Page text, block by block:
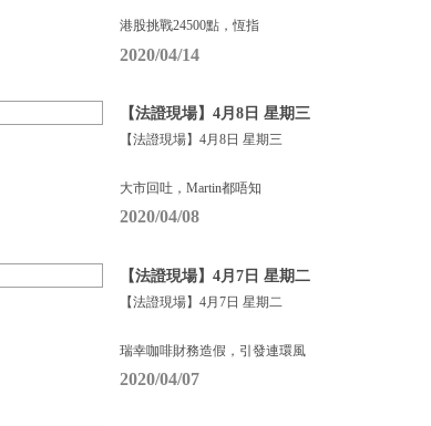
港股挑戰24500點，恆指
2020/04/14
【法證現場】4月8日 星期三
【法證現場】4月8日 星期三
大市回吐，Martin都唔知
2020/04/08
【法證現場】4月7日 星期二
【法證現場】4月7日 星期二
瑞幸咖啡財務造假，引發連環風
2020/04/07